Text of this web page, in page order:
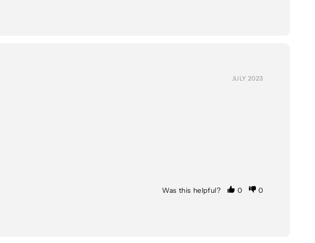
JULY 2023
Was this helpful? 0 0